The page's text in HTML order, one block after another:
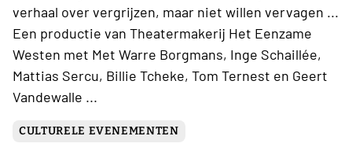
verhaal over vergrijzen, maar niet willen vervagen ...
Een productie van Theatermakerij Het Eenzame
Westen met Met Warre Borgmans, Inge Schaillée,
Mattias Sercu, Billie Tcheke, Tom Ternest en Geert
Vandewalle ...
CULTURELE EVENEMENTEN